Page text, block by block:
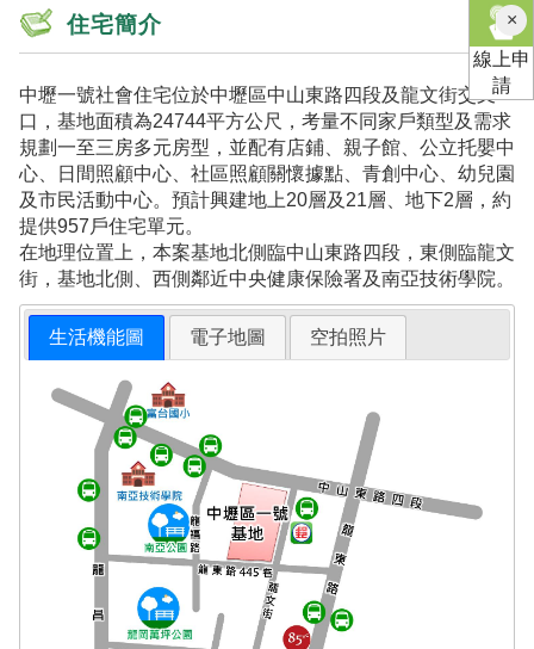
住宅簡介
中壢一號社會住宅位於中壢區中山東路四段及龍文街交叉
口，基地面積為24744平方公尺，考量不同家戶類型及需求
規劃一至三房多元房型，並配有店鋪、親子館、公立托嬰中
心、日間照顧中心、社區照顧關懷據點、青創中心、幼兒園
及市民活動中心。預計興建地上20層及21層、地下2層，約
提供957戶住宅單元。
在地理位置上，本案基地北側臨中山東路四段，東側臨龍文
街，基地北側、西側鄰近中央健康保險署及南亞技術學院。
生活機能圖 電子地圖 空拍照片
×關
閉
線上申
請